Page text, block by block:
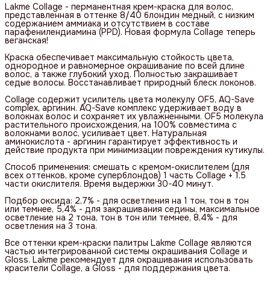
Lakme Collage - перманентная крем-краска для волос,
представленная в оттенке 8/40 блондин медный, с низким
содержанием аммиака и отсутствием в составе
парафенилендиамина (PPD). Новая формула Collage теперь
веганская!
Краска обеспечивает максимальную стойкость цвета,
однородное и равномерное окрашивание по всей длине
волос, а также глубокий уход. Полностью закрашивает
седые волосы. Восстанавливает природный блеск локонов.
Collage содержит усилитель цвета молекулу OF5, AQ-Save
complex, аргинин. AQ-Save комплекс удерживает воду в
волокнах волос и сохраняет их увлажненными. OF5 молекула
растительного происхождения, на 100% совместима с
волокнами волос, усиливает цвет. Натуральная
аминокислота - аргинин гарантирует эффективность и
действие продукта при минимизации повреждения кутикулы.
Способ применения: смешать с кремом-окислителем (для
всех оттенков, кроме суперблондов) 1 часть Collage + 1.5
части окислителя. Время выдержки 30-40 минут.
Подбор оксида: 2,7% - для осветления на 1 тон, тон в тон
или темнее, 5,4% - для закрашивания седины, максимальное
осветление на 2 тона, тон в тон или темнее, 8,4% - для
осветления на 3 тона.
Все оттенки крем-краски палитры Lakme Collage являются
частью интегрированной системы окрашивания Collage и
Gloss. Lakme рекомендует для окрашивания использовать
красители Collage, а Gloss - для поддержания цвета.